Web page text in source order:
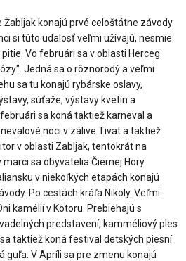
Žabljak konajú prvé celoštátne závody
si túto udalosť veľmi užívajú, nesmie
Vo februári sa v oblasti Herceg
Jedná sa o rôznorodý a veľmi
sa tu konajú rybárske oslavy,
súťaže, výstavy kvetín a
sa koná taktiež karneval a
noci v zálive Tivat a taktiež
v oblasti Zabljak, tentokrát na
sa obyvatelia Čiernej Hory
v niekoľkých etapách konajú
Po cestách kráľa Nikoly. Veľmi
kamélií v Kotoru. Prebiehajú s
predstavení, kamméliový ples
taktiež koná festival detských piesní
guľa. V Apríli sa pre zmenu konajú